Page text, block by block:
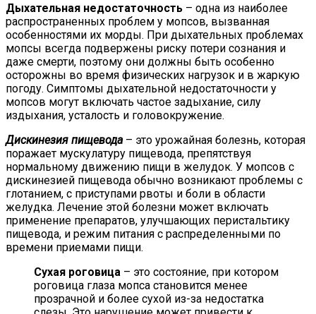
Дыхательная недостаточность – одна из наиболее
распространенных проблем у мопсов, вызванная
особенностями их морды. При дыхательных проблемах
мопсы всегда подвержены риску потери сознания и
даже смерти, поэтому они должны быть особенно
осторожны во время физических нагрузок и в жаркую
погоду. Симптомы дыхательной недостаточности у
мопсов могут включать частое задыхание, силу
издыхания, усталость и головокружение.
Дискинезия пищевода– это урожайная болезнь, которая
поражает мускулатуру пищевода, препятствуя
нормальному движению пищи в желудок. У мопсов с
дискинезией пищевода обычно возникают проблемы с
глотанием, с приступами рвоты и боли в области
желудка. Лечение этой болезни может включать
применение препаратов, улучшающих перистальтику
пищевода, и режим питания с распределенными по
времени приемами пищи.
Сухая роговица – это состояние, при котором
роговица глаза мопса становится менее
прозрачной и более сухой из-за недостатка